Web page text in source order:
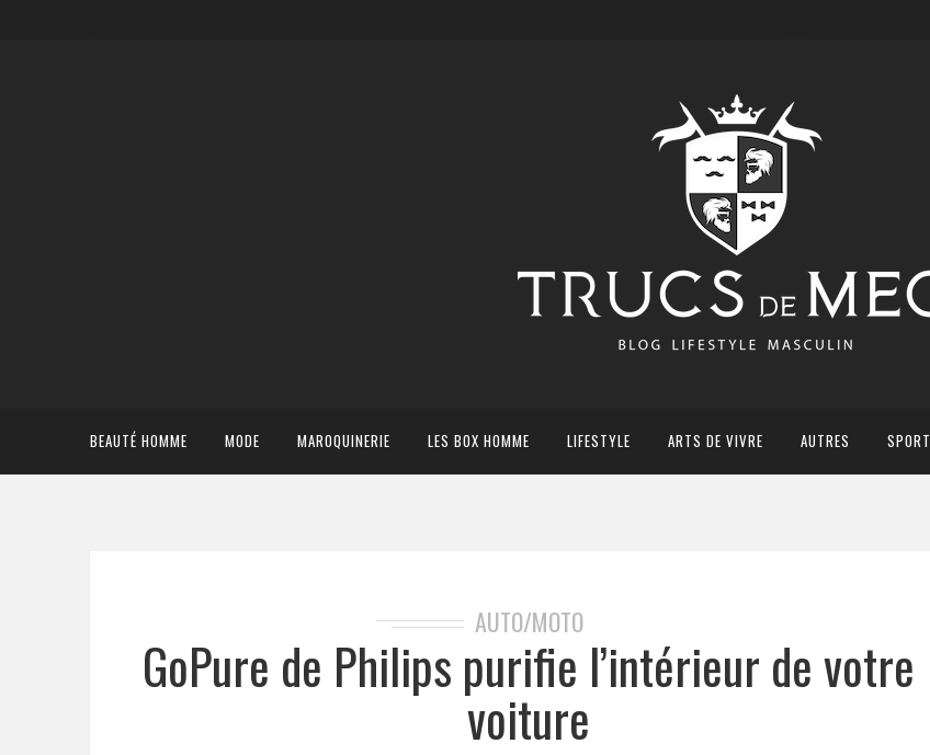
BEAUTÉ HOMME MODE MAROQUINERIE LES BOX HOMME LIFESTYLE ARTS DE VIVRE AUTRES SPORT
AUTO/MOTO
GoPure de Philips purifie l’intérieur de votre
voiture